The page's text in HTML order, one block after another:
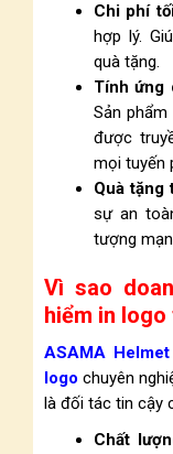
Chi phí
hợp lý.
quà tặng.
Tính ứng
Sản
được
mọi tuyến
Quà tặng
sự an
tượng
Vì sao
hiểm in logo
ASAMA Helmet
logo chuyên
là đối tác tin cậy
Chất